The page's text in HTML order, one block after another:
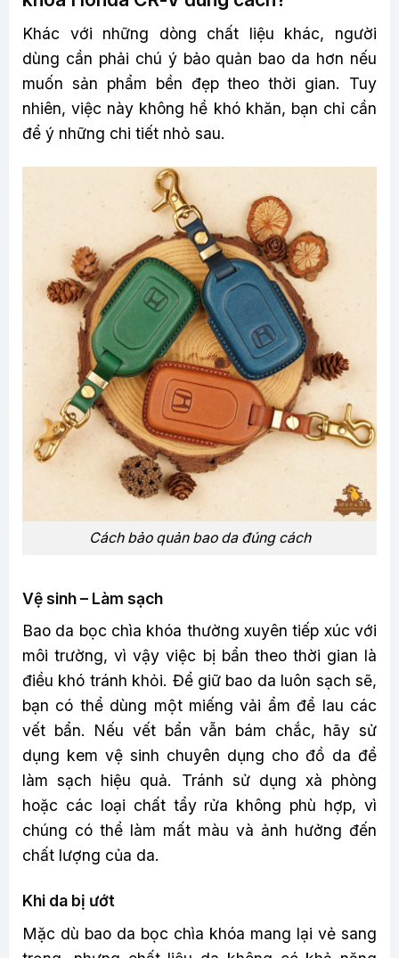
Khác với những dòng chất liệu khác, người
dùng cần phải chú ý bảo quản bao da hơn nếu
muốn sản phẩm bền đẹp theo thời gian. Tuy
nhiên, việc này không hề khó khăn, bạn chỉ cần
để ý những chi tiết nhỏ sau.
Cách bảo quản bao da đúng cách
Vệ sinh – Làm sạch
Bao da bọc chìa khóa thường xuyên tiếp xúc với
môi trường, vì vậy việc bị bẩn theo thời gian là
điều khó tránh khỏi. Để giữ bao da luôn sạch sẽ,
bạn có thể dùng một miếng vải ẩm để lau các
vết bẩn. Nếu vết bẩn vẫn bám chắc, hãy sử
dụng kem vệ sinh chuyên dụng cho đồ da để
làm sạch hiệu quả. Tránh sử dụng xà phòng
hoặc các loại chất tẩy rửa không phù hợp, vì
chúng có thể làm mất màu và ảnh hưởng đến
chất lượng của da.
Khi da bị ướt
Mặc dù bao da bọc chìa khóa mang lại vẻ sang